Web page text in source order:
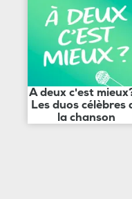
A deux c'est
Les duos célèbres
la chanson